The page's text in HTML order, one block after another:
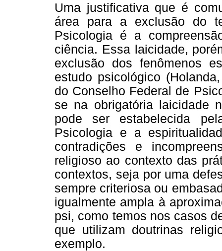
Uma justificativa que é
área para a exclusão do
Psicologia é a
ciência. Essa laicidade,
exclusão dos fenômenos
estudo psicológico
do Conselho Federal de
se na obrigatória laicidade
pode ser estabelecida
Psicologia e a
contradições e
religioso ao contexto das
contextos, seja por uma
sempre criteriosa ou
igualmente ampla à
psi, como temos nos casos
que utilizam doutrinas
exemplo.